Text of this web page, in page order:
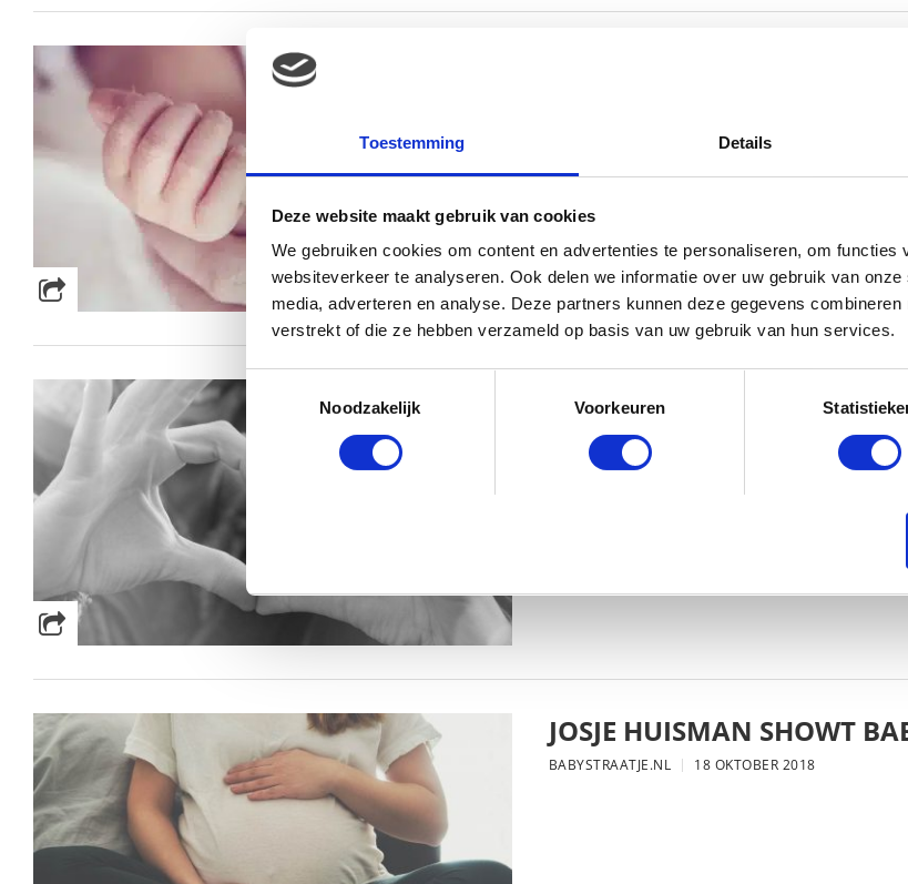
Toestemming Details
Deze website maakt gebruik van cookies
We gebruiken cookies om content en advertenties te personaliseren, om functies
websiteverkeer te analyseren. Ook delen we informatie over uw gebruik van
media, adverteren en analyse. Deze partners kunnen deze gegevens
verstrekt of die ze hebben verzameld op basis van uw gebruik van hun services.
Toestemmingsselectie
Noodzakelijk
Voorkeuren
FOTO: SAAR
KIM KÖTTER DEELT
MANNEN
BABYSTRAATJE.NL
JOSJE HUISMAN SHOWT
BABYSTRAATJE.NL 18 OKTOBER 2018